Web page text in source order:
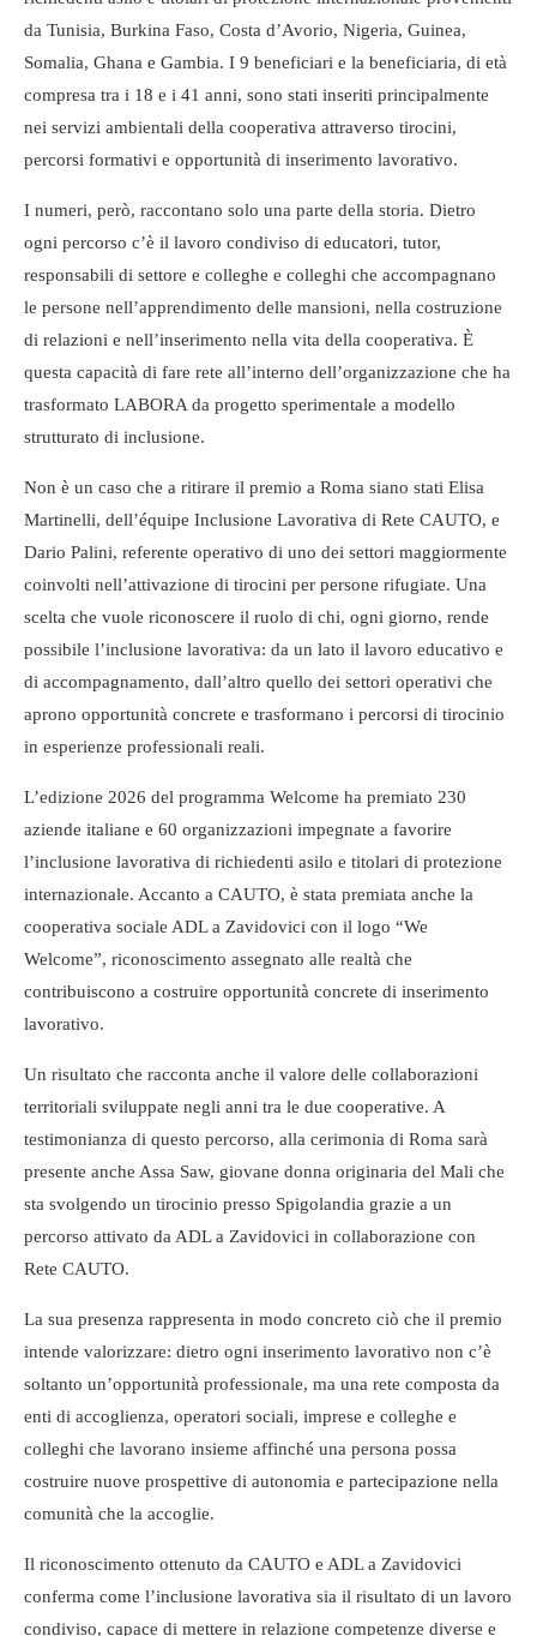
da Tunisia, Burkina Faso, Costa d’Avorio, Nigeria, Guinea,
Somalia, Ghana e Gambia. I 9 beneficiari e la beneficiaria, di età
compresa tra i 18 e i 41 anni, sono stati inseriti principalmente
nei servizi ambientali della cooperativa attraverso tirocini,
percorsi formativi e opportunità di inserimento lavorativo.
I numeri, però, raccontano solo una parte della storia. Dietro
ogni percorso c’è il lavoro condiviso di educatori, tutor,
responsabili di settore e colleghe e colleghi che accompagnano
le persone nell’apprendimento delle mansioni, nella costruzione
di relazioni e nell’inserimento nella vita della cooperativa. È
questa capacità di fare rete all’interno dell’organizzazione che ha
trasformato LABORA da progetto sperimentale a modello
strutturato di inclusione.
Non è un caso che a ritirare il premio a Roma siano stati Elisa
Martinelli, dell’équipe Inclusione Lavorativa di Rete CAUTO, e
Dario Palini, referente operativo di uno dei settori maggiormente
coinvolti nell’attivazione di tirocini per persone rifugiate. Una
scelta che vuole riconoscere il ruolo di chi, ogni giorno, rende
possibile l’inclusione lavorativa: da un lato il lavoro educativo e
di accompagnamento, dall’altro quello dei settori operativi che
aprono opportunità concrete e trasformano i percorsi di tirocinio
in esperienze professionali reali.
L’edizione 2026 del programma Welcome ha premiato 230
aziende italiane e 60 organizzazioni impegnate a favorire
l’inclusione lavorativa di richiedenti asilo e titolari di protezione
internazionale. Accanto a CAUTO, è stata premiata anche la
cooperativa sociale ADL a Zavidovici con il logo “We
Welcome”, riconoscimento assegnato alle realtà che
contribuiscono a costruire opportunità concrete di inserimento
lavorativo.
Un risultato che racconta anche il valore delle collaborazioni
territoriali sviluppate negli anni tra le due cooperative. A
testimonianza di questo percorso, alla cerimonia di Roma sarà
presente anche Assa Saw, giovane donna originaria del Mali che
sta svolgendo un tirocinio presso Spigolandia grazie a un
percorso attivato da ADL a Zavidovici in collaborazione con
Rete CAUTO.
La sua presenza rappresenta in modo concreto ciò che il premio
intende valorizzare: dietro ogni inserimento lavorativo non c’è
soltanto un’opportunità professionale, ma una rete composta da
enti di accoglienza, operatori sociali, imprese e colleghe e
colleghi che lavorano insieme affinché una persona possa
costruire nuove prospettive di autonomia e partecipazione nella
comunità che la accoglie.
Il riconoscimento ottenuto da CAUTO e ADL a Zavidovici
conferma come l’inclusione lavorativa sia il risultato di un lavoro
condiviso, capace di mettere in relazione competenze diverse e